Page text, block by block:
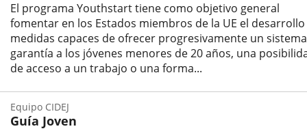
El programa Youthstart tiene como objetivo general
fomentar en los Estados miembros de la UE el
medidas capaces de ofrecer progresivamente un
garantía a los jóvenes menores de 20 años, una
de acceso a un trabajo o una forma...
ISSN
Guía Joven
Equipo CIDEJ